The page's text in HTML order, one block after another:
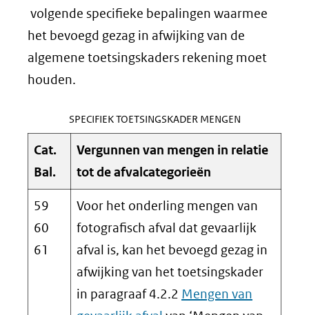
volgende specifieke bepalingen waarmee
het bevoegd gezag in afwijking van de
algemene toetsingskaders rekening moet
houden.
SPECIFIEK TOETSINGSKADER MENGEN
Cat.
Bal.
Vergunnen van mengen in relatie
tot de afvalcategorieën
59
60
61
Voor het onderling mengen van
fotografisch afval dat gevaarlijk
afval is, kan het bevoegd gezag in
afwijking van het toetsingskader
in paragraaf 4.2.2 Mengen van